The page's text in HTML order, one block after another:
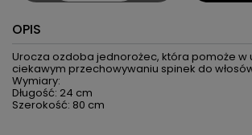
OPIS
Urocza ozdoba jednorożec, która pomoże w
ciekawym przechowywaniu spinek do
Wymiary:
Długość: 24 cm
Szerokość: 80 cm